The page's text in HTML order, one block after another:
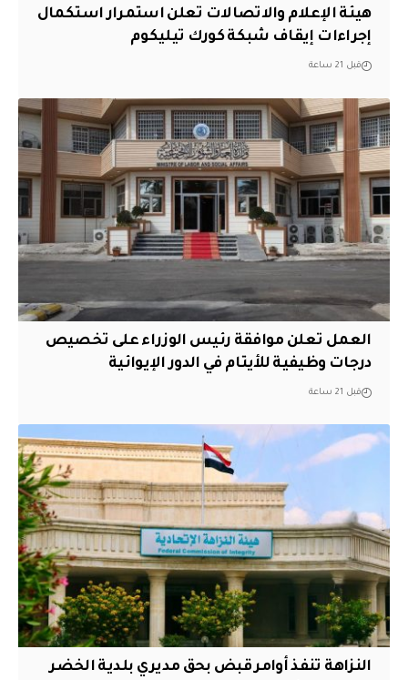
هيئة الإعلام والاتصالات تعلن استمرار استكمال
إجراءات إيقاف شبكة كورك تيليكوم
قبل 21 ساعة
العمل تعلن موافقة رئيس الوزراء على تخصيص
درجات وظيفية للأيتام في الدور الإيوائية
قبل 21 ساعة
النزاهة تنفذ أوامر قبض بحق مديري بلدية الخضر